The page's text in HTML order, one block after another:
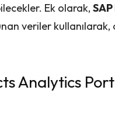
Ek olarak,
veriler
Analytics